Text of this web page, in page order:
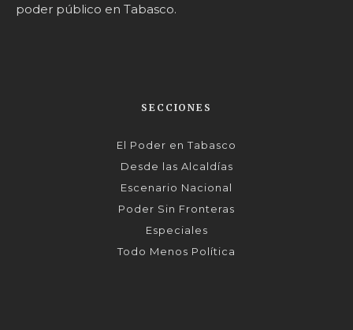
poder público en Tabasco.
SECCIONES
El Poder en Tabasco
Desde las Alcaldías
Escenario Nacional
Poder Sin Fronteras
Especiales
Todo Menos Política